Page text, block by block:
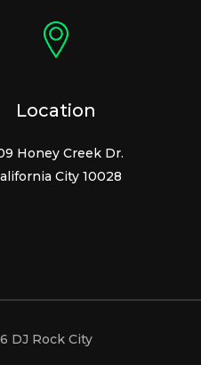
Location
Honey Creek Dr.
City 10028
DJ Rock City